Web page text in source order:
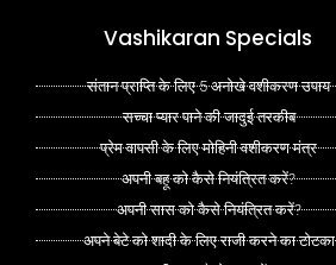
Vashikaran Specials
संतान प्राप्ति के लिए 5 अनोखे वशीकरण उपाय
सच्चा प्यार पाने की जादुई तरकीब
प्रेम वापसी के लिए मोहिनी वशीकरण मंत्र
अपनी बहू को कैसे नियंत्रित करें?
अपनी सास को कैसे नियंत्रित करें?
अपने बेटे को शादी के लिए राजी करने का टोटका